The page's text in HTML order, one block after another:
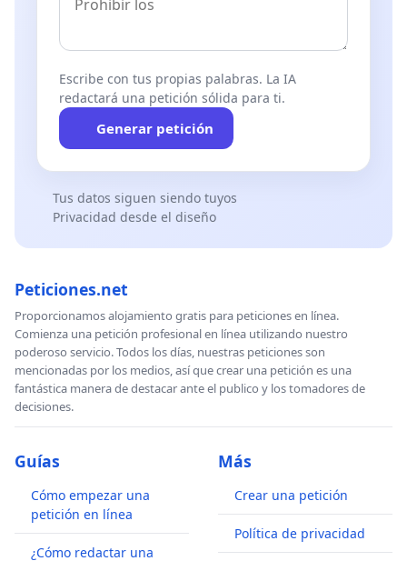
Escribe con tus propias palabras. La IA
redactará una petición sólida para ti.
Generar petición
Tus datos siguen siendo tuyos
Privacidad desde el diseño
Peticiones.net
Proporcionamos alojamiento gratis para peticiones en línea.
Comienza una petición profesional en línea utilizando nuestro
poderoso servicio. Todos los días, nuestras peticiones son
mencionadas por los medios, así que crear una petición es una
fantástica manera de destacar ante el publico y los tomadores de
decisiones.
Guías
Cómo empezar una
petición en línea
¿Cómo redactar una
Más
Crear una petición
Política de privacidad